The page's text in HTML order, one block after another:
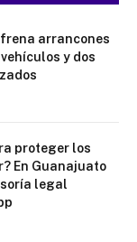
arrancones
y dos
proteger los
En Guanajuato
legal